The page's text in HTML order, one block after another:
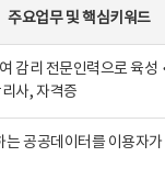
주요업무및핵심키워드
감리 전문인력으로 육
사, 자격증
는 공공데이터를 이용자